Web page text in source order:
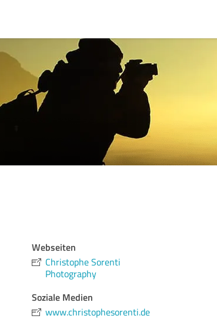
Webseiten
Christophe Sorenti
Photography
Soziale Medien
www.christophesorenti.de